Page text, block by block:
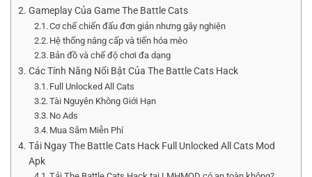
Gameplay Của Game The Battle Cats
Cơ chế chiến đấu đơn giản nhưng gây nghiện
Hệ thống nâng cấp và tiến hóa mèo
Bản đồ và chế độ chơi đa dạng
Các Tính Năng Nổi Bật Của The Battle Cats Hack
Full Unlocked All Cats
Tài Nguyên Không Giới Hạn
No Ads
Mua Sắm Miễn Phí
Tải Ngay The Battle Cats Hack Full Unlocked All Cats Mod
Apk